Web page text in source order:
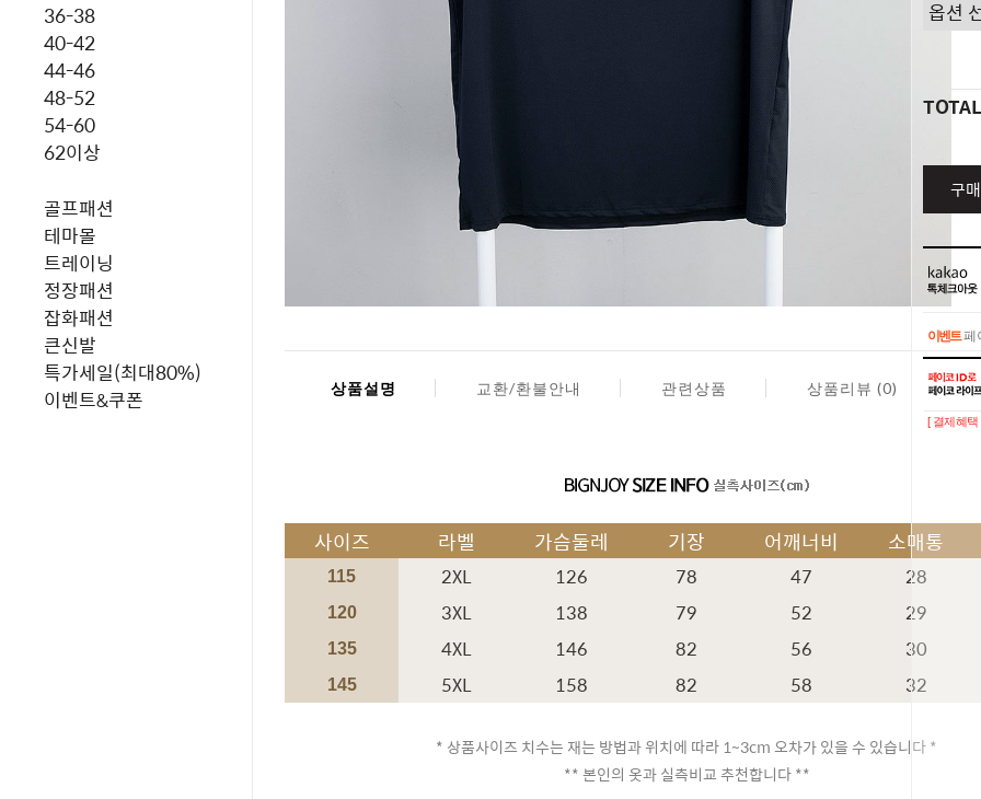
36-38
40-42
44-46
48-52
54-60
62이상
골프패션
테마몰
트레이닝
정장패션
잡화패션
큰신발
특가세일(최대80%)
이벤트&쿠폰
TOTAL
구
이벤트페
이벤트페
[ 결제혜
상품설명 교환/환불안내 관련상품 상품리뷰 (0)
사이즈 라벨 가슴둘레 기장 어깨너비 소매통
115 2XL 126 78 47 28
120 3XL 138 79 52 29
135 4XL 146 82 56 30
145 5XL 158 82 58 32
* 상품사이즈 치수는 재는 방법과 위치에 따라 1~3cm 오차가 있을 수 있습니다 *
** 본인의 옷과 실측비교 추천합니다 **